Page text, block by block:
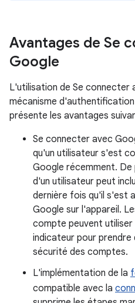
Avantages de Se
Google
L'utilisation de Se connecter
mécanisme
présente les avantages
Se connecter avec
qu'un utilisateur s'est
Google récemment. De
d'un utilisateur peut
dernière fois qu'il s'est
Google sur l'appareil.
compte peuvent
indicateur pour
sécurité des comptes.
L'implémentation de la
compatible avec la